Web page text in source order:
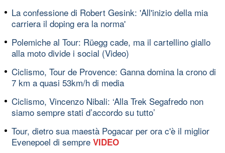
La confessione di Robert Gesink: 'All'inizio della mia
carriera il doping era la norma'
Polemiche al Tour: Rüegg cade, ma il cartellino giallo
alla moto divide i social (Video)
Ciclismo, Tour de Provence: Ganna domina la crono di
7 km a quasi 53km/h di media
Ciclismo, Vincenzo Nibali: ‘Alla Trek Segafredo non
siamo sempre stati d’accordo su tutto’
Tour, dietro sua maestà Pogacar per ora c'è il miglior
Evenepoel di sempre VIDEO